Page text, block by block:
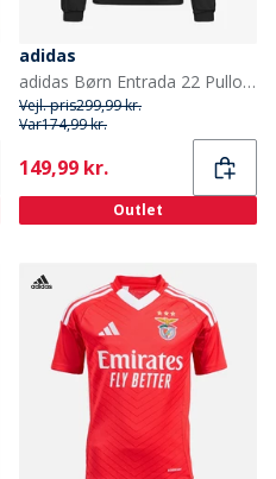
adidas
adidas Børn Entrada 22 Pullover Hættetrøje Sort
Vejl. pris299,99 kr.
Var174,99 kr.
Current
149,99 kr.
Outlet